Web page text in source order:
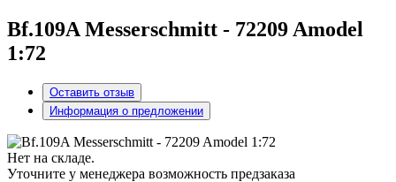
Bf.109A Messerschmitt - 72209 Amodel
1:72
Оставить отзыв
Информация о предложении
Нет на складе.
Уточните у менеджера возможность предзаказа